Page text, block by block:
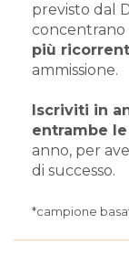
previsto dal
più
ammissione.
Iscriviti in
entrambe le
anno, per
di successo.
*campione